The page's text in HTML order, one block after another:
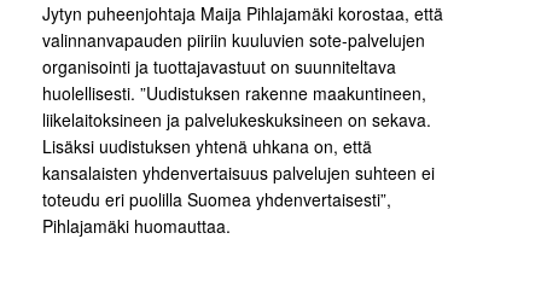
Jytyn puheenjohtaja Maija Pihlajamäki korostaa, että
valinnanvapauden piiriin kuuluvien sote-palvelujen
organisointi ja tuottajavastuut on suunniteltava
huolellisesti. ”Uudistuksen rakenne maakuntineen,
liikelaitoksineen ja palvelukeskuksineen on sekava.
Lisäksi uudistuksen yhtenä uhkana on, että
kansalaisten yhdenvertaisuus palvelujen suhteen ei
toteudu eri puolilla Suomea yhdenvertaisesti”,
Pihlajamäki huomauttaa.